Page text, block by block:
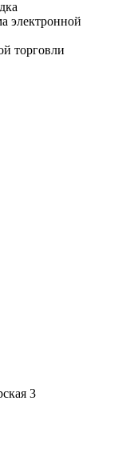
торговли
3